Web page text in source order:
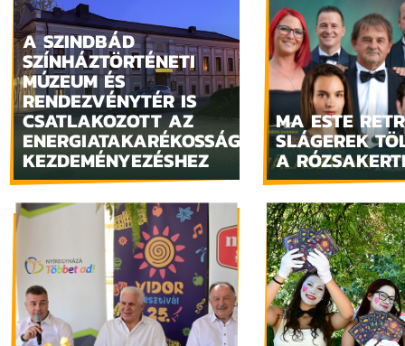
A SZINDBÁD
SZÍNHÁZTÖRTÉNETI
MÚZEUM ÉS
RENDEZVÉNYTÉR IS
CSATLAKOZOTT AZ
ENERGIATAKARÉKOSSÁGI
KEZDEMÉNYEZÉSHEZ
MA ESTE
SLÁGEREK
A